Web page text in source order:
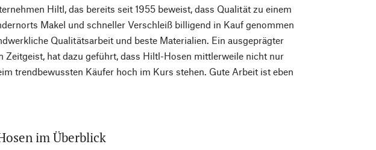
Hiltl, das bereits seit 1955 beweist, dass Qualität zu einem
Makel und schneller Verschleiß billigend in Kauf genommen
Qualitätsarbeit und beste Materialien. Ein ausgeprägter
hat dazu geführt, dass Hiltl-Hosen mittlerweile nicht nur
trendbewussten Käufer hoch im Kurs stehen. Gute Arbeit ist eben
im Überblick